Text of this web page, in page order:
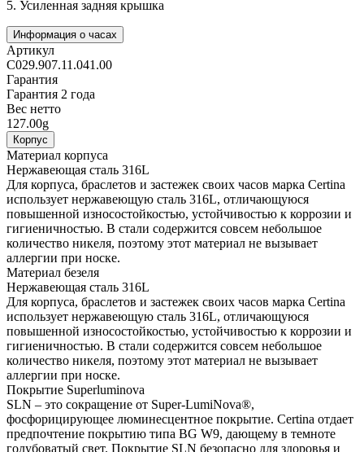
5. Усиленная задняя крышка
Информация о часах
Артикул
C029.907.11.041.00
Гарантия
Гарантия 2 года
Вес нетто
127.00g
Корпус
Материал корпуса
Нержавеющая сталь 316L
Для корпуса, браслетов и застежек своих часов марка Certina
использует нержавеющую сталь 316L, отличающуюся
повышенной износостойкостью, устойчивостью к коррозии и
гигиеничностью. В стали содержится совсем небольшое
количество никеля, поэтому этот материал не вызывает
аллергии при носке.
Материал безеля
Нержавеющая сталь 316L
Для корпуса, браслетов и застежек своих часов марка Certina
использует нержавеющую сталь 316L, отличающуюся
повышенной износостойкостью, устойчивостью к коррозии и
гигиеничностью. В стали содержится совсем небольшое
количество никеля, поэтому этот материал не вызывает
аллергии при носке.
Покрытие Superluminova
SLN – это сокращение от Super-LumiNova®,
фосфорицирующее люминесцентное покрытие. Certina отдает
предпочтение покрытию типа BG W9, дающему в темноте
голубоватый свет. Покрытие SLN безопасно для здоровья и